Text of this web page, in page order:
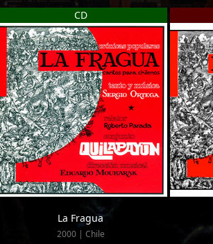
CD
La Fragua
2000 | Chile